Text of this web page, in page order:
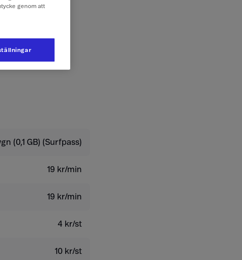
(0,1 GB) (Surfpass)
19 kr/min
19 kr/min
4 kr/st
10 kr/st
genom att